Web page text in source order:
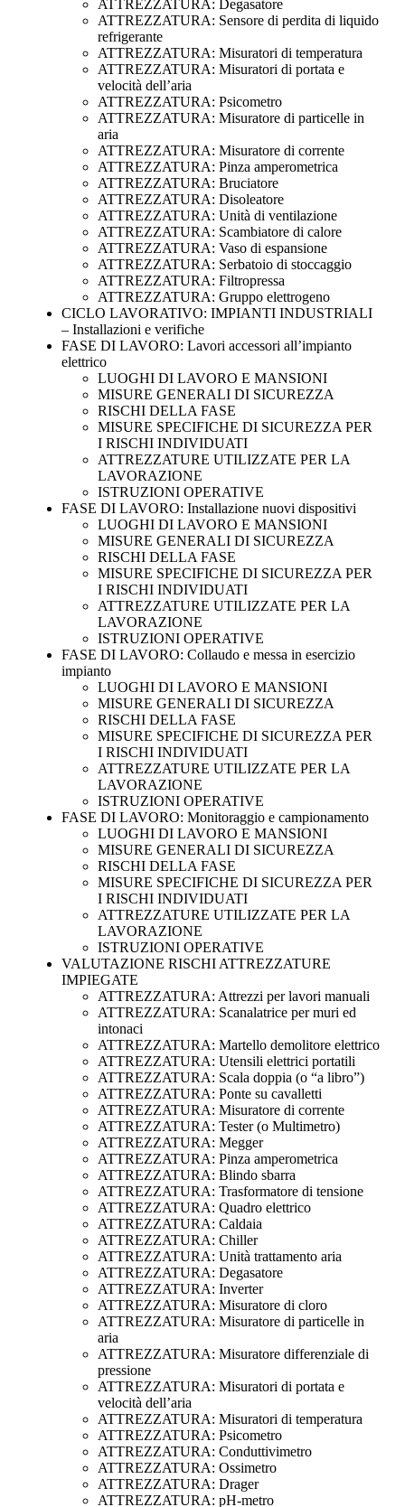
ATTREZZATURA: Degasatore
ATTREZZATURA: Sensore di perdita di liquido
refrigerante
ATTREZZATURA: Misuratori di temperatura
ATTREZZATURA: Misuratori di portata e
velocità dell’aria
ATTREZZATURA: Psicometro
ATTREZZATURA: Misuratore di particelle in
aria
ATTREZZATURA: Misuratore di corrente
ATTREZZATURA: Pinza amperometrica
ATTREZZATURA: Bruciatore
ATTREZZATURA: Disoleatore
ATTREZZATURA: Unità di ventilazione
ATTREZZATURA: Scambiatore di calore
ATTREZZATURA: Vaso di espansione
ATTREZZATURA: Serbatoio di stoccaggio
ATTREZZATURA: Filtropressa
ATTREZZATURA: Gruppo elettrogeno
CICLO LAVORATIVO: IMPIANTI INDUSTRIALI
– Installazioni e verifiche
FASE DI LAVORO: Lavori accessori all’impianto
elettrico
LUOGHI DI LAVORO E MANSIONI
MISURE GENERALI DI SICUREZZA
RISCHI DELLA FASE
MISURE SPECIFICHE DI SICUREZZA PER
I RISCHI INDIVIDUATI
ATTREZZATURE UTILIZZATE PER LA
LAVORAZIONE
ISTRUZIONI OPERATIVE
FASE DI LAVORO: Installazione nuovi dispositivi
LUOGHI DI LAVORO E MANSIONI
MISURE GENERALI DI SICUREZZA
RISCHI DELLA FASE
MISURE SPECIFICHE DI SICUREZZA PER
I RISCHI INDIVIDUATI
ATTREZZATURE UTILIZZATE PER LA
LAVORAZIONE
ISTRUZIONI OPERATIVE
FASE DI LAVORO: Collaudo e messa in esercizio
impianto
LUOGHI DI LAVORO E MANSIONI
MISURE GENERALI DI SICUREZZA
RISCHI DELLA FASE
MISURE SPECIFICHE DI SICUREZZA PER
I RISCHI INDIVIDUATI
ATTREZZATURE UTILIZZATE PER LA
LAVORAZIONE
ISTRUZIONI OPERATIVE
FASE DI LAVORO: Monitoraggio e campionamento
LUOGHI DI LAVORO E MANSIONI
MISURE GENERALI DI SICUREZZA
RISCHI DELLA FASE
MISURE SPECIFICHE DI SICUREZZA PER
I RISCHI INDIVIDUATI
ATTREZZATURE UTILIZZATE PER LA
LAVORAZIONE
ISTRUZIONI OPERATIVE
VALUTAZIONE RISCHI ATTREZZATURE
IMPIEGATE
ATTREZZATURA: Attrezzi per lavori manuali
ATTREZZATURA: Scanalatrice per muri ed
intonaci
ATTREZZATURA: Martello demolitore elettrico
ATTREZZATURA: Utensili elettrici portatili
ATTREZZATURA: Scala doppia (o “a libro”)
ATTREZZATURA: Ponte su cavalletti
ATTREZZATURA: Misuratore di corrente
ATTREZZATURA: Tester (o Multimetro)
ATTREZZATURA: Megger
ATTREZZATURA: Pinza amperometrica
ATTREZZATURA: Blindo sbarra
ATTREZZATURA: Trasformatore di tensione
ATTREZZATURA: Quadro elettrico
ATTREZZATURA: Caldaia
ATTREZZATURA: Chiller
ATTREZZATURA: Unità trattamento aria
ATTREZZATURA: Degasatore
ATTREZZATURA: Inverter
ATTREZZATURA: Misuratore di cloro
ATTREZZATURA: Misuratore di particelle in
aria
ATTREZZATURA: Misuratore differenziale di
pressione
ATTREZZATURA: Misuratori di portata e
velocità dell’aria
ATTREZZATURA: Misuratori di temperatura
ATTREZZATURA: Psicometro
ATTREZZATURA: Conduttivimetro
ATTREZZATURA: Ossimetro
ATTREZZATURA: Drager
ATTREZZATURA: pH-metro